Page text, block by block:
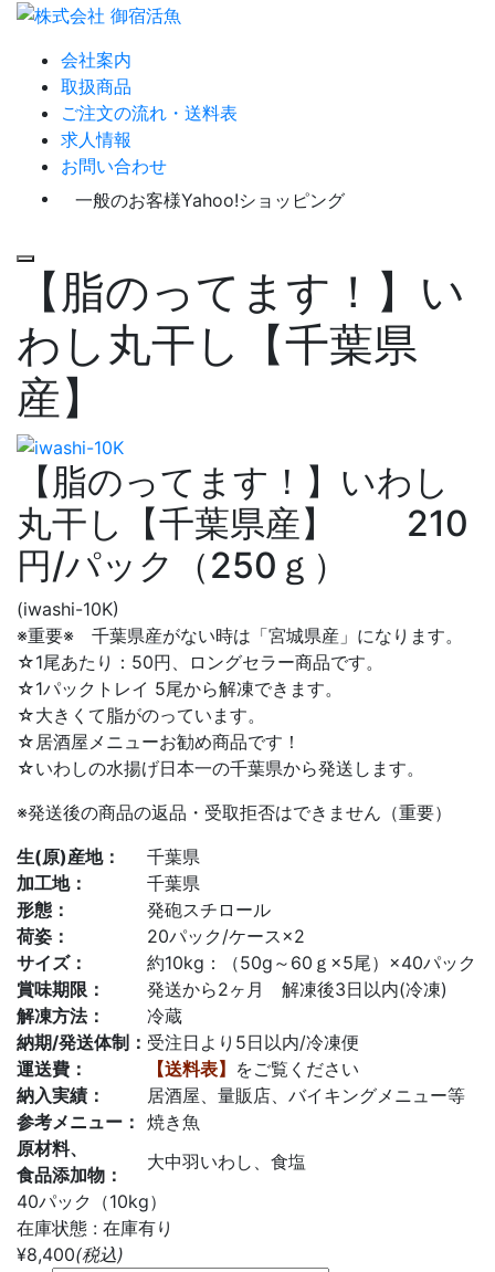
会社案内
取扱商品
ご注文の流れ・送料表
求人情報
お問い合わせ
一般のお客様Yahoo!ショッピング
Menu
【脂のってます！】い
わし丸干し【千葉県
産】
【脂のってます！】いわし
丸干し【千葉県産】 210
円/パック（250ｇ）
(iwashi-10K)
※重要※ 千葉県産がない時は「宮城県産」になります。
☆1尾あたり：50円、ロングセラー商品です。
☆1パックトレイ 5尾から解凍できます。
☆大きくて脂がのっています。
☆居酒屋メニューお勧め商品です！
☆いわしの水揚げ日本一の千葉県から発送します。
※発送後の商品の返品・受取拒否はできません（重要）
生(原)産地：
千葉県
加工地：
千葉県
形態：
発砲スチロール
荷姿：
20パック/ケース×2
サイズ：
約10kg：（50g～60ｇ×5尾）×40パック
賞味期限：
発送から2ヶ月 解凍後3日以内(冷凍)
解凍方法：
冷蔵
納期/発送体制： 受注日より5日以内/冷凍便
運送費：
【送料表】 をご覧ください
納入実績：
居酒屋、量販店、バイキングメニュー等
参考メニュー： 焼き魚
原材料、
食品添加物：
大中羽いわし、食塩
40パック（10kg）
在庫状態 : 在庫有り
¥8,400(税込)